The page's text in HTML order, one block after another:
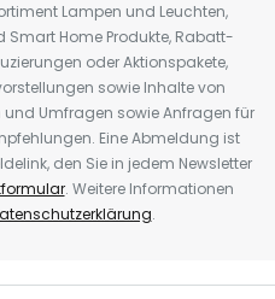
Lampen und Leuchten,
Home Produkte, Rabatt-
oder Aktionspakete,
sowie Inhalte von
Umfragen sowie Anfragen für
Eine Abmeldung ist
den Sie in jedem Newsletter
. Weitere Informationen
.